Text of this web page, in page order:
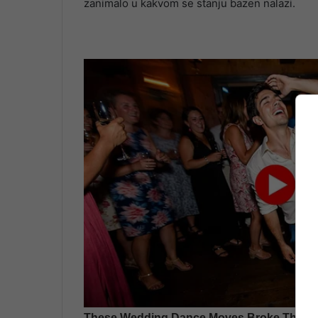
zanimalo u kakvom se stanju bazen nalazi.